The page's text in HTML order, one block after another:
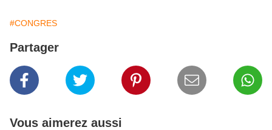
#CONGRES
Partager
Vous aimerez aussi